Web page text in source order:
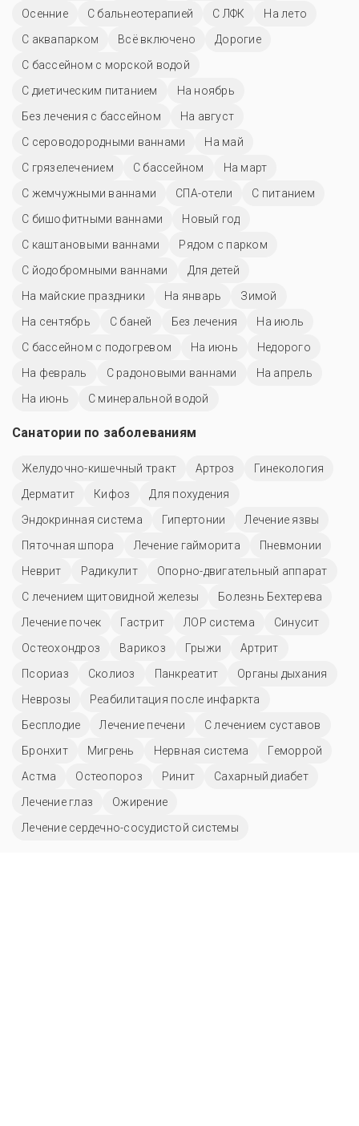
Осенние С бальнеотерапией С ЛФК
На лето
С аквапарком
Всё включено
Дорогие
С бассейном с морской водой
С диетическим питанием
На ноябрь
Без лечения с бассейном
На август
С сероводородными ваннами
На май
С грязелечением
C бассейном
На март
С жемчужными ваннами
СПА-отели
С питанием
С бишофитными ваннами
Новый год
С каштановыми ваннами
Рядом с парком
С йодобромными ваннами
Для детей
На майские праздники
На январь
Зимой
На сентябрь
С баней Без лечения
На июль
С бассейном с подогревом
На июнь
Недорого
На февраль
С радоновыми ваннами
На апрель
На июнь
С минеральной водой
Санатории по заболеваниям
Желудочно-кишечный тракт Артроз
Гинекология
Дерматит
Кифоз
Для похудения
Эндокринная система
Гипертонии
Лечение язвы
Пяточная шпора
Лечение гайморита
Пневмонии
Неврит
Радикулит
Опорно-двигательный аппарат
С лечением щитовидной железы
Болезнь Бехтерева
Лечение почек
Гастрит ЛОР система
Синусит
Остеохондроз
Варикоз Грыжи
Артрит
Псориаз
Сколиоз Панкреатит
Органы дыхания
Неврозы
Реабилитация после инфаркта
Бесплодие
Лечение печени
С лечением суставов
Бронхит
Мигрень Нервная система
Геморрой
Астма
Остеопороз Ринит
Сахарный диабет
Лечение глаз
Ожирение
Лечение сердечно-сосудистой системы